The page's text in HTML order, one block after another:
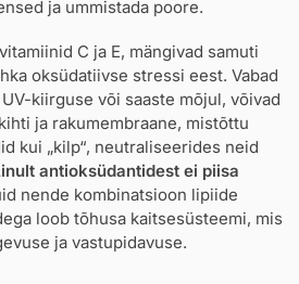
ja ummistada poore.
C ja E, mängivad samuti
oksüdatiivse stressi eest. Vabad
kiirguse või saaste mõjul, võivad
ja rakumembraane, mistõttu
kui „kilp“, neutraliseerides neid
antioksüdantidest ei piisa
nende kombinatsioon lipiide
loob tõhusa kaitsesüsteemi, mis
ja vastupidavuse.